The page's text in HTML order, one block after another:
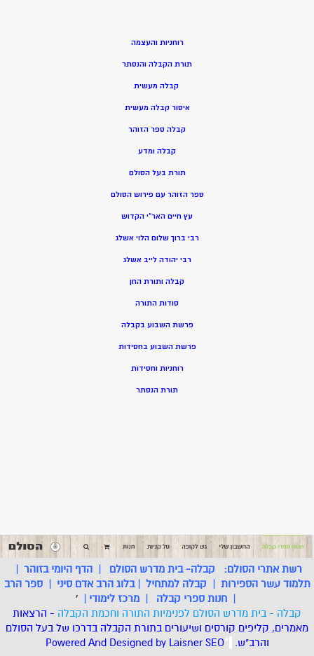
רוחניות והעצמה
תורת הקבלה והנסתר
קבלה מעשית
איסור קבלה מעשית
קבלה ספר הזוהר
קבלה ומדע
תורת בעל הסולם
ספר הזוהר עם פירוש הסולם
עץ חיים האר”י הקדוש
רבי ברוך שלום הלוי אשלג
רבי יהודה לייב אשלג
קבלה ותורת החן
סודות התורה
פרשת השבוע בקבלה
פרשת השבוע בחסידות
רוחניות וחסידות
תורת הנסתר
רשת אתרי הסולם: קבלה- בית מדרש הסולם |הדף היומי בזוהר |
תלמוד עשר הספירות | קבלה למתחיל |בלוג הרב אדם סיני |ספר הרב
| חנות ספרי קבלה | מרכז לימודי |
'
קבלה - בית מדרש הסולם לפנימיות התורה וחכמת הקבלה - הרצאות
מאמרים, קליפים קורסים ושיעורים בתורת הקבלה בדרכו של בעל הסולם
והרב"ש. *
Powered And Designed by LaisnerSEO